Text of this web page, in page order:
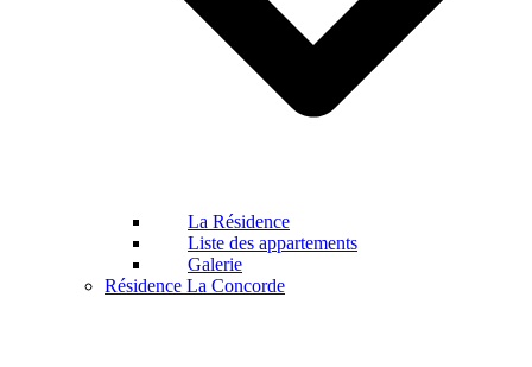
La Résidence
Liste des appartements
Galerie
Résidence La Concorde